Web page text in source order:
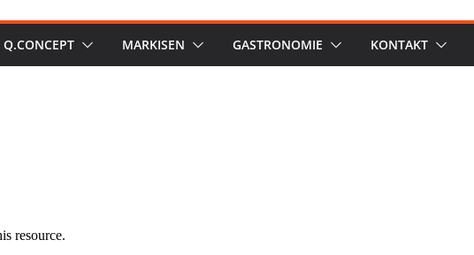
Q.CONCEPT MARKISEN GASTRONOMIE KONTAKT